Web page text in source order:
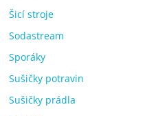
Šicí stroje
Sodastream
Sporáky
Sušičky potravin
Sušičky prádla